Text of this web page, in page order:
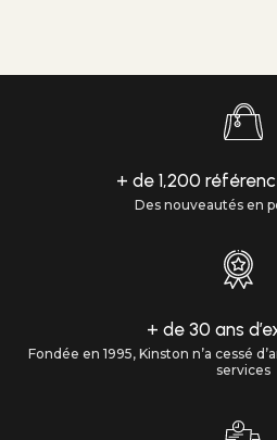
+ de 1,200
Des nouveautés en
+ de 30 ans
Fondée en 1995, Kinston n’a cessé
services